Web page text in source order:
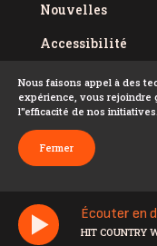
Écouter en
HIT COUNTRY
Nouvelles
Accessibilité
Politique de
Conditions
FAQ
Nous faisons appel à des
expérience, vous rejoindre
l''efficacité de nos initiatives.
Fermer